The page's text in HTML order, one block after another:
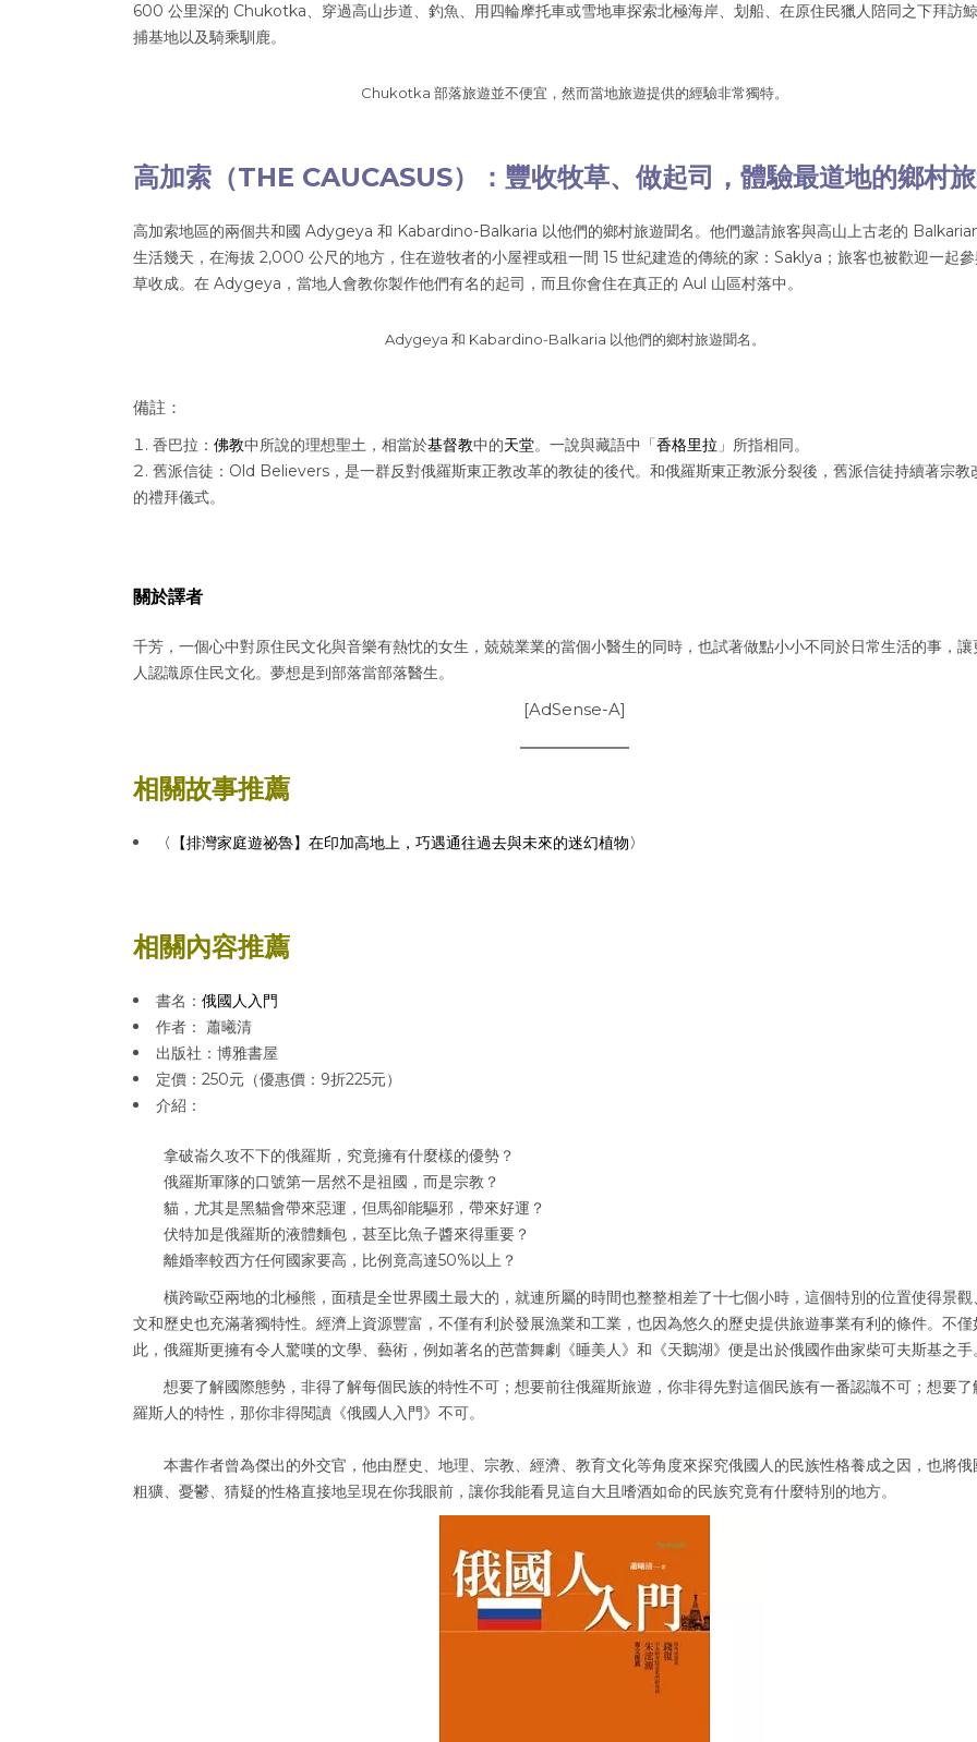
600 公里深的 Chukotka、穿過高山步道、釣魚、用四輪摩托車或雪地車探索北極海岸、划船、在原住民獵人陪同之下拜訪
捕基地以及騎乘馴鹿。
Chukotka 部落旅遊並不便宜，然而當地旅遊提供的經驗非常獨特。
高加索（THE CAUCASUS）：豐收牧草、做起司，體驗最道地的鄉村
高加索地區的兩個共和國 Adygeya 和 Kabardino-Balkaria 以他們的鄉村旅遊聞名。他們邀請旅客與高山上古老的
生活幾天，在海拔 2,000 公尺的地方，住在遊牧者的小屋裡或租一間 15 世紀建造的傳統的家：Saklya；旅客也被歡迎一起
草收成。在 Adygeya，當地人會教你製作他們有名的起司，而且你會住在真正的 Aul 山區村落中。
Adygeya 和 Kabardino-Balkaria 以他們的鄉村旅遊聞名。
備註：
香巴拉： 佛教中所說的理想聖土，相當於基督教中的天堂。一說與藏語中「香格里拉 」所指相同。
舊派信徒：Old Believers，是一群反對俄羅斯東正教改革的教徒的後代。和俄羅斯東正教派分裂後，舊派信徒持續著宗教
的禮拜儀式。
關於譯者
千芳，一個心中對原住民文化與音樂有熱忱的女生，兢兢業業的當個小醫生的同時，也試著做點小小不同於日常生活的事，讓
人認識原住民文化。夢想是到部落當部落醫生。
[AdSense-A]
相關故事推薦
〈【排灣家庭遊祕魯】在印加高地上，巧遇通往過去與未來的迷幻植物〉
相關內容推薦
書名： 俄國人入門
作者： 蕭曦清
出版社：博雅書屋
定價：250元（優惠價：9折225元）
介紹：
拿破崙久攻不下的俄羅斯，究竟擁有什麼樣的優勢？
俄羅斯軍隊的口號第一居然不是祖國，而是宗教？
貓，尤其是黑貓會帶來惡運，但馬卻能驅邪，帶來好運？
伏特加是俄羅斯的液體麵包，甚至比魚子醬來得重要？
離婚率較西方任何國家要高，比例竟高達50%以上？
橫跨歐亞兩地的北極熊，面積是全世界國土最大的，就連所屬的時間也整整相差了十七個小時，這個特別的位置使得景觀
文和歷史也充滿著獨特性。經濟上資源豐富，不僅有利於發展漁業和工業，也因為悠久的歷史提供旅遊事業有利的條件。不僅
此，俄羅斯更擁有令人驚嘆的文學、藝術，例如著名的芭蕾舞劇《睡美人》和《天鵝湖》便是出於俄國作曲家柴可夫斯基之手。
想要了解國際態勢，非得了解每個民族的特性不可；想要前往俄羅斯旅遊，你非得先對這個民族有一番認識不可；想要了
羅斯人的特性，那你非得閱讀《俄國人入門》不可。
本書作者曾為傑出的外交官，他由歷史、地理、宗教、經濟、教育文化等角度來探究俄國人的民族性格養成之因，也將俄
粗獷、憂鬱、猜疑的性格直接地呈現在你我眼前，讓你我能看見這自大且嗜酒如命的民族究竟有什麼特別的地方。